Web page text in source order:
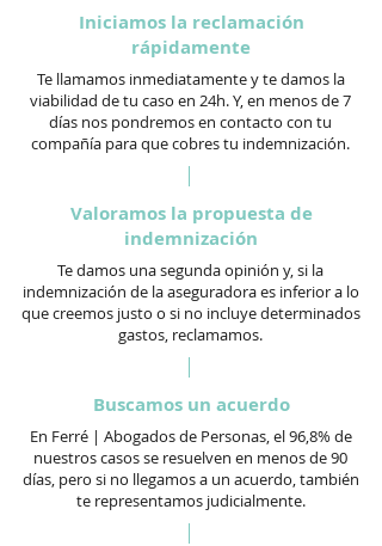
Iniciamos la reclamación
rápidamente
Te llamamos inmediatamente y te damos la
viabilidad de tu caso en 24h. Y, en menos de 7
días nos pondremos en contacto con tu
compañía para que cobres tu indemnización.
Valoramos la propuesta de
indemnización
Te damos una segunda opinión y, si la
indemnización de la aseguradora es inferior a lo
que creemos justo o si no incluye determinados
gastos, reclamamos.
Buscamos un acuerdo
En Ferré | Abogados de Personas, el 96,8% de
nuestros casos se resuelven en menos de 90
días, pero si no llegamos a un acuerdo, también
te representamos judicialmente.